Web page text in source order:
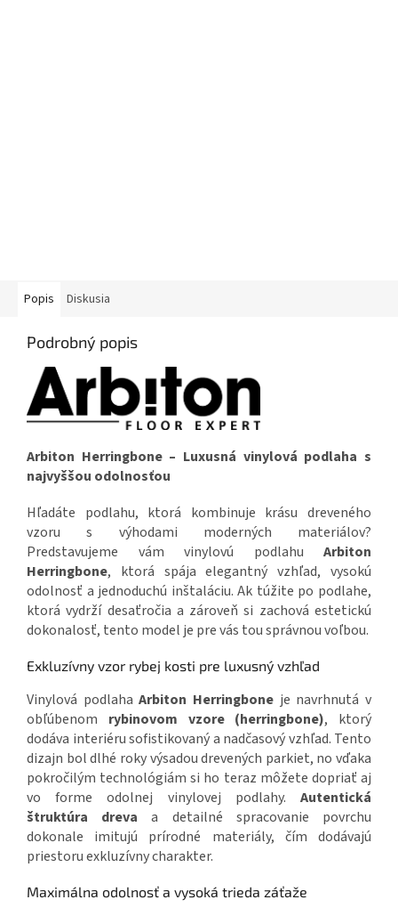
Popis Diskusia
Podrobný popis
Arbiton Herringbone – Luxusná vinylová podlaha s
najvyššou odolnosťou
Hľadáte podlahu, ktorá kombinuje krásu dreveného
vzoru s výhodami moderných materiálov?
Predstavujeme vám vinylovú podlahu Arbiton
Herringbone, ktorá spája elegantný vzhľad, vysokú
odolnosť a jednoduchú inštaláciu. Ak túžite po podlahe,
ktorá vydrží desaťročia a zároveň si zachová estetickú
dokonalosť, tento model je pre vás tou správnou voľbou.
Exkluzívny vzor rybej kosti pre luxusný vzhľad
Vinylová podlahaArbiton Herringbone je navrhnutá v
obľúbenom rybinovom vzore (herringbone), ktorý
dodáva interiéru sofistikovaný a nadčasový vzhľad. Tento
dizajn bol dlhé roky výsadou drevených parkiet, no vďaka
pokročilým technológiám si ho teraz môžete dopriať aj
vo forme odolnej vinylovej podlahy. Autentická
štruktúra dreva a detailné spracovanie povrchu
dokonale imitujú prírodné materiály, čím dodávajú
priestoru exkluzívny charakter.
Maximálna odolnosť a vysoká trieda záťaže